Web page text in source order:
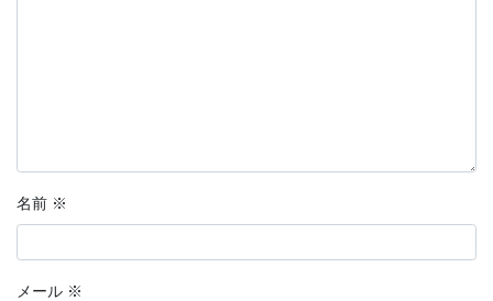
名前 ※
メール ※